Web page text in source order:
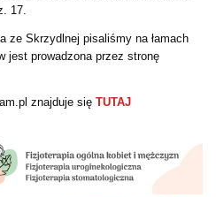
17.
ze Skrzydlnej pisaliśmy na łamach
jest prowadzona przez stronę
znajduje się TUTAJ